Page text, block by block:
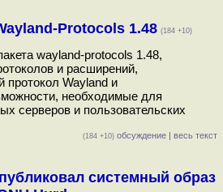
Protocols 1.48 (184 +10)
wayland-protocols 1.48,
и расширений,
Wayland и
необходимые для
серверов и пользовательских
(184 +10) обсуждение | весь текст
системный образ